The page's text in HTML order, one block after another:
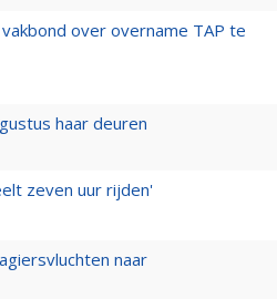
over overname TAP te
haar deuren
zeven uur rijden'
naar